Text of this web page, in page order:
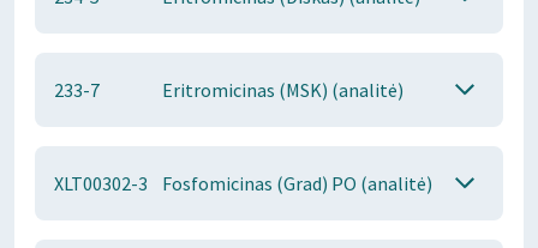
233-7 Eritromicinas (MSK) (analitė)
XLT00302-3 Fosfomicinas (Grad) PO (analitė)